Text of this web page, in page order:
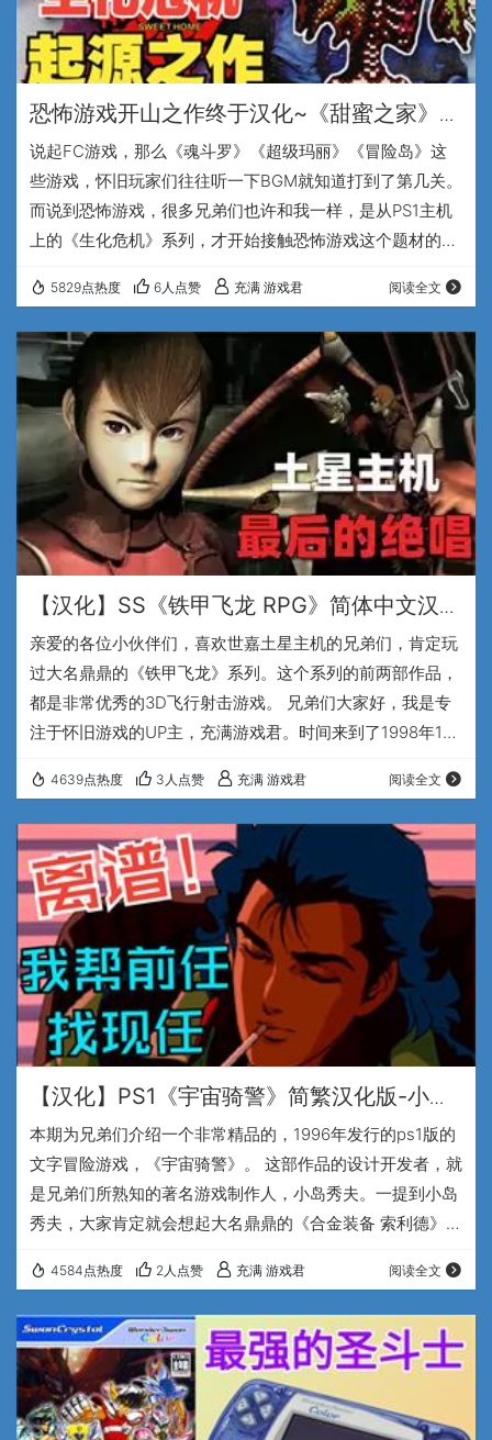
恐怖游戏开山之作终于汉化~《甜蜜之家》汉
化版发布-36年前的FC游戏到底有多恐怖？
说起FC游戏，那么《魂斗罗》《超级玛丽》《冒险岛》这
些游戏，怀旧玩家们往往听一下BGM就知道打到了第几关。
而说到恐怖游戏，很多兄弟们也许和我一样，是从PS1主机
上的《生化危机》系列，才开始接触恐怖游戏这个题材的，
就曾经推出过一款被誉为“生存恐怖”游戏开山鼻祖的作品，
《甜蜜之家》。 兄弟们大家好，我是专注于怀旧游戏的UP
主，充满游戏君。1989年1月，一部由日本著名导演黑泽清
执导的恐怖电影《甜蜜之家》在日本上映，短时间内就取得
了不错的票房成绩. 而彼时正值任天…
5829点热度 6人点赞 充满 游戏君 阅读全文
【汉化】SS《铁甲飞龙 RPG》简体中文汉化
版震撼发布-土星主机上最后的绝唱
亲爱的各位小伙伴们，喜欢世嘉土星主机的兄弟们，肯定玩
过大名鼎鼎的《铁甲飞龙》系列。这个系列的前两部作品，
都是非常优秀的3D飞行射击游戏。 兄弟们大家好，我是专
注于怀旧游戏的UP主，充满游戏君。时间来到了1998年1月
RPG》发售了。 当时，世嘉土星主机在与索尼PS1的竞争中
已经明显的力不从心，世嘉的战略重心也已转向其下一代主
机DC。所以，这部作品从创作之初就笼罩在一种“末路豪华”
的氛围中。开发团队Team Andromeda就像是在为迟暮的英
雄举行盛大的告别仪式一样…
4639点热度 3人点赞 充满 游戏君 阅读全文
【汉化】PS1《宇宙骑警》简繁汉化版-小岛
秀夫制作的精品文字冒险游戏
本期为兄弟们介绍一个非常精品的，1996年发行的ps1版的
文字冒险游戏，《宇宙骑警》。 这部作品的设计开发者，就
是兄弟们所熟知的著名游戏制作人，小岛秀夫。一提到小岛
秀夫，大家肯定就会想起大名鼎鼎的《合金装备 索利德》系
前的1990开始开发. 1994年在pc98上发布了第一个版本，
之后又在3DO，ps1和世嘉土星平台上发售。作为一款文字
冒险游戏，剧情绝对是核心中的核心，宇宙骑警将90年代比
较火热的太空探索与当时出现的器官移植、药物滥用、资本
垄断等社会问题相结合，…
4584点热度 2人点赞 充满 游戏君 阅读全文